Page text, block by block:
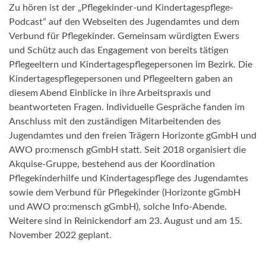
Zu hören ist der „Pflegekinder-und Kindertagespflege-
Podcast“ auf den Webseiten des Jugendamtes und dem
Verbund für Pflegekinder. Gemeinsam würdigten Ewers
und Schütz auch das Engagement von bereits tätigen
Pflegeeltern und Kindertagespflegepersonen im Bezirk. Die
Kindertagespflegepersonen und Pflegeeltern gaben an
diesem Abend Einblicke in ihre Arbeitspraxis und
beantworteten Fragen. Individuelle Gespräche fanden im
Anschluss mit den zuständigen Mitarbeitenden des
Jugendamtes und den freien Trägern Horizonte gGmbH und
AWO pro:mensch gGmbH statt. Seit 2018 organisiert die
Akquise-Gruppe, bestehend aus der Koordination
Pflegekinderhilfe und Kindertagespflege des Jugendamtes
sowie dem Verbund für Pflegekinder (Horizonte gGmbH
und AWO pro:mensch gGmbH), solche Info-Abende.
Weitere sind in Reinickendorf am 23. August und am 15.
November 2022 geplant.